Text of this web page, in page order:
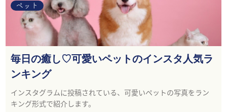
ペット
毎日の癒し♡可愛いペットのインスタ人気ラ
ンキング
インスタグラムに投稿されている、可愛いペットの写真をラン
キング形式で紹介します。